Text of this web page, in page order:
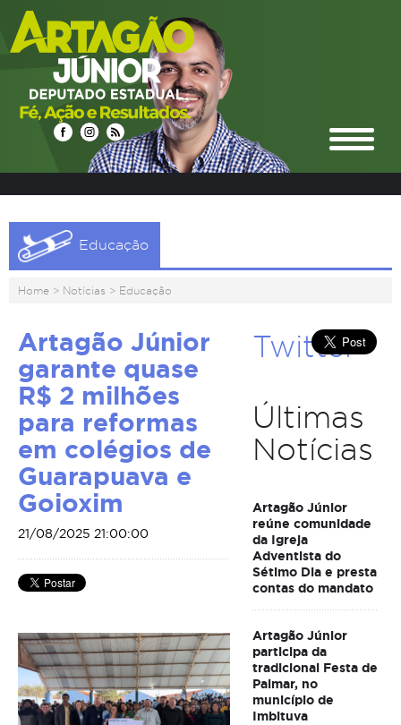
Educação
Home > Notícias > Educação
Artagão Júnior
garante quase
R$ 2 milhões
para reformas
em colégios de
Guarapuava e
Goioxim
21/08/2025 21:00:00
Twitter
Últimas
Notícias
Artagão Júnior
reúne comunidade
da Igreja
Adventista do
Sétimo Dia e presta
contas do mandato
Artagão Júnior
participa da
tradicional Festa de
Palmar, no
município de
Imbituva